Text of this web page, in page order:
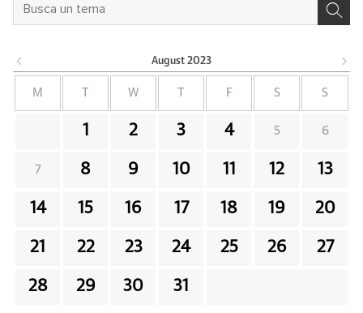
August 2023
M W F S S
1 2 3 4 5 6
7 8 9 10 11 12 13
14 15 16 17 18 19 20
21 22 23 24 25 26 27
28 29 30 31